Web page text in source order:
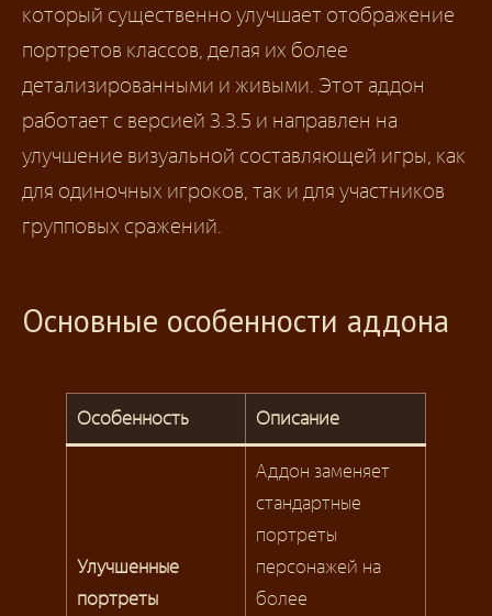
который существенно улучшает отображение
портретов классов, делая их более
детализированными и живыми. Этот аддон
работает с версией 3.3.5 и направлен на
улучшение визуальной составляющей игры, как
для одиночных игроков, так и для участников
групповых сражений.
Основные особенности аддона
Особенность Описание
Улучшенные
портреты
Аддон заменяет
стандартные
портреты
персонажей на
более